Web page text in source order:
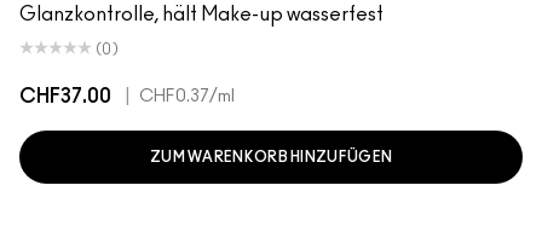
Glanzkontrolle, hält Make-up wasserfest
(0)
CHF37.00 CHF0.37/ml
ZUM WARENKORB HINZUFÜGEN